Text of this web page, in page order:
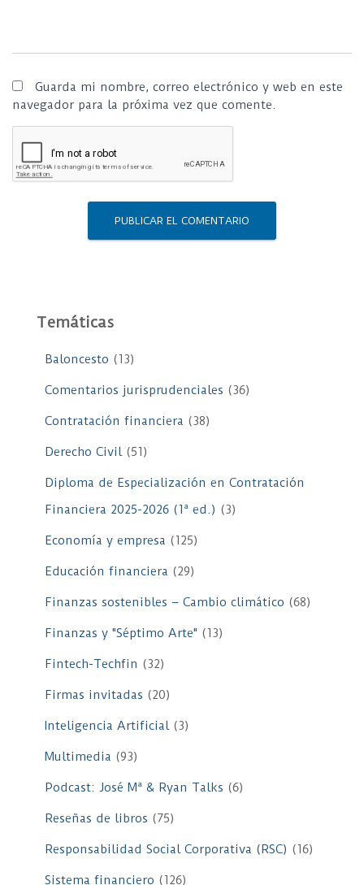
Guarda mi nombre, correo electrónico y web en este
navegador para la próxima vez que comente.
Temáticas
Baloncesto (13)
Comentarios jurisprudenciales (36)
Contratación financiera (38)
Derecho Civil(51)
Diploma de Especialización en Contratación
Financiera 2025-2026 (1ª ed.) (3)
Economía y empresa (125)
Educación financiera (29)
Finanzas sostenibles – Cambio climático (68)
Finanzas y "Séptimo Arte" (13)
Fintech-Techfin (32)
Firmas invitadas (20)
Inteligencia Artificial(3)
Multimedia (93)
Podcast: José Mª & Ryan Talks (6)
Reseñas de libros (75)
Responsabilidad Social Corporativa (RSC) (16)
Sistema financiero (126)